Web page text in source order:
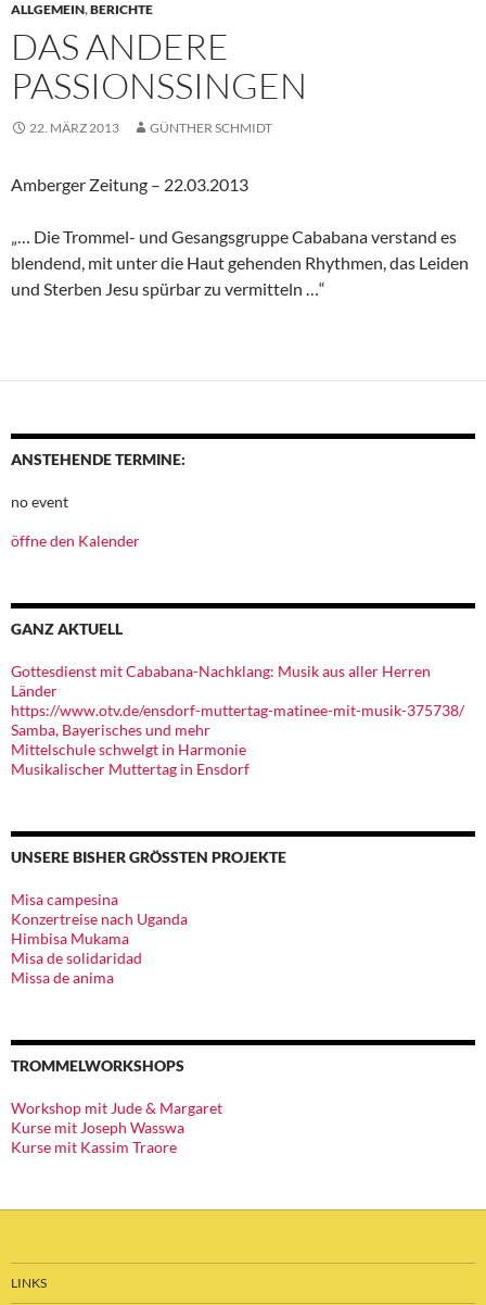
ALLGEMEIN,BERICHTE
DAS ANDERE
PASSIONSSINGEN
22. MÄRZ 2013 GÜNTHER SCHMIDT
Amberger Zeitung – 22.03.2013
„… Die Trommel- und Gesangsgruppe Cababana verstand es
blendend, mit unter die Haut gehenden Rhythmen, das Leiden
und Sterben Jesu spürbar zu vermitteln …“
ANSTEHENDE TERMINE:
no event
öffne den Kalender
GANZ AKTUELL
Gottesdienst mit Cababana-Nachklang: Musik aus aller Herren
Länder
https://www.otv.de/ensdorf-muttertag-matinee-mit-musik-375738/
Samba, Bayerisches und mehr
Mittelschule schwelgt in Harmonie
Musikalischer Muttertag in Ensdorf
UNSERE BISHER GRÖSSTEN PROJEKTE
Misa campesina
Konzertreise nach Uganda
Himbisa Mukama
Misa de solidaridad
Missa de anima
TROMMELWORKSHOPS
Workshop mit Jude & Margaret
Kurse mit Joseph Wasswa
Kurse mit Kassim Traore
LINKS